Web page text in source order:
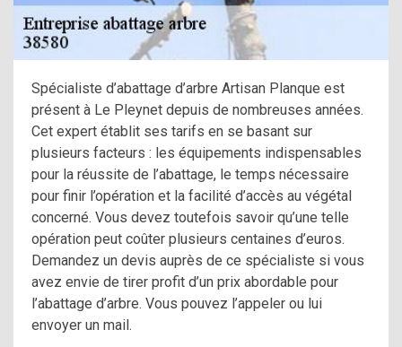
Spécialiste d’abattage d’arbre Artisan Planque est
présent à Le Pleynet depuis de nombreuses années.
Cet expert établit ses tarifs en se basant sur
plusieurs facteurs : les équipements indispensables
pour la réussite de l’abattage, le temps nécessaire
pour finir l’opération et la facilité d’accès au végétal
concerné. Vous devez toutefois savoir qu’une telle
opération peut coûter plusieurs centaines d’euros.
Demandez un devis auprès de ce spécialiste si vous
avez envie de tirer profit d’un prix abordable pour
l’abattage d’arbre. Vous pouvez l’appeler ou lui
envoyer un mail.